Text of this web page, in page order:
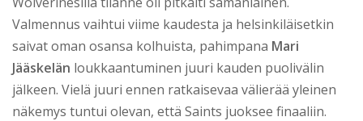
Valmennus vaihtui viime kaudesta ja helsinkiläisetkin
saivat oman osansa kolhuista, pahimpana Mari
Jääskelän loukkaantuminen juuri kauden puolivälin
jälkeen. Vielä juuri ennen ratkaisevaa välierää yleinen
näkemys tuntui olevan, että Saints juoksee finaaliin.